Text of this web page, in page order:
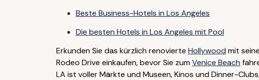
Beste Business-Hotels in Los Angeles
Die besten Hotels in Los Angeles mit Pool
Erkunden Sie das kürzlich renovierte Hollywood mit
Rodeo Drive einkaufen, bevor Sie zumVenice Beach
LA ist voller Märkte und Museen, Kinos und Dinner-